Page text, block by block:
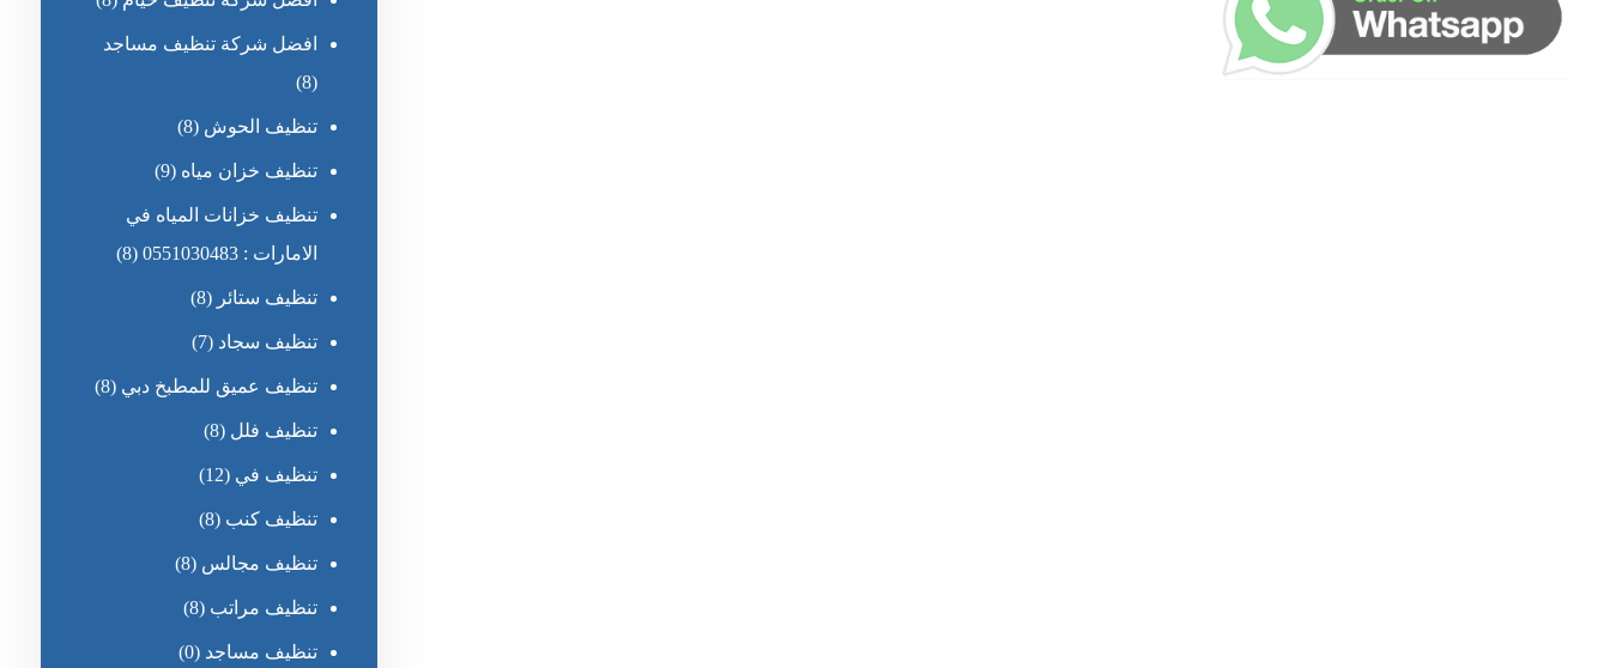
افضل شركة تنظيف مساجد
(8)
تنظيف الحوش (8)
تنظيف خزان مياه (9)
تنظيف خزانات المياه في
الامارات : 0551030483
(8)
تنظيف ستائر (8)
تنظيف سجاد (7)
تنظيف عميق للمطبخ دبي (8)
تنظيف فلل (8)
تنظيف في (12)
تنظيف كنب (8)
تنظيف مجالس (8)
تنظيف مراتب (8)
تنظيف مساجد (0)